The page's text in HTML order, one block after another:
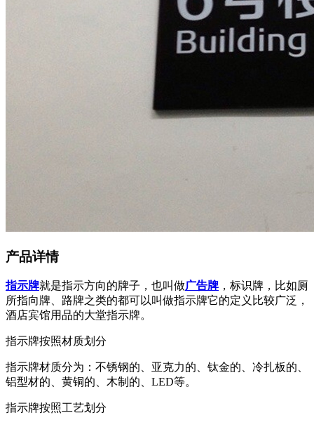
产品详情
指示牌就是指示方向的牌子，也叫做广告牌 ，标识牌，比如厕
所指向牌、路牌之类的都可以叫做指示牌它的定义比较广泛，
酒店宾馆用品的大堂指示牌。
指示牌按照材质划分
指示牌材质分为：不锈钢的、亚克力的、钛金的、冷扎板的、
铝型材的、黄铜的、木制的、 LED等。
指示牌按照工艺划分